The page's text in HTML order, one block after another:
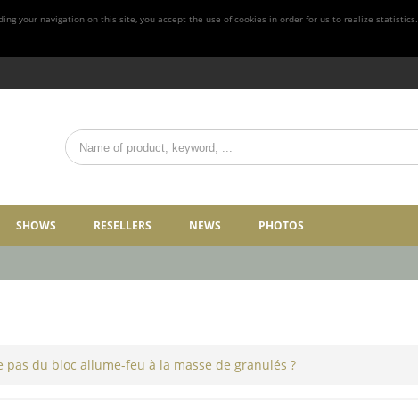
your navigation on this site, you accept the use of cookies in order for us to realize statistics.
SHOWS RESELLERS NEWS PHOTOS
pas du bloc allume-feu à la masse de granulés ?